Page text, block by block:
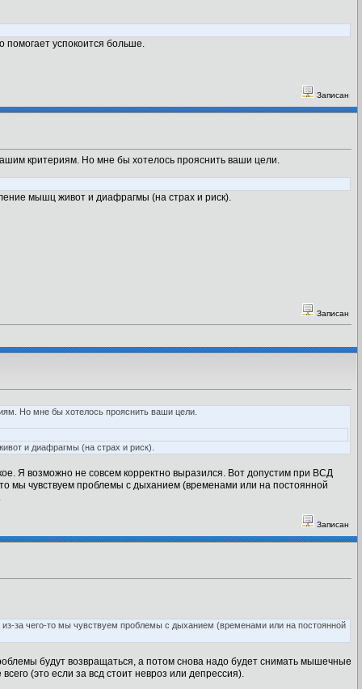
успокоится больше.
Записан
критериям. Но мне бы хотелось прояснить ваши цели.
мышц живот и диафрагмы (на страх и риск).
Записан
Но мне бы хотелось прояснить ваши цели.
и диафрагмы (на страх и риск).
Я возможно не совсем корректно выразился. Вот допустим при ВСД
мы чувствуем проблемы с дыханием (временами или на постоянной
Записан
за чего-то мы чувствуем проблемы с дыханием (временами или на постоянной
будут возвращаться, а потом снова надо будет снимать мышечные
(это если за всд стоит невроз или депрессия).